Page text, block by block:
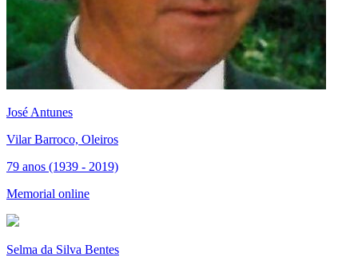
José Antunes
Vilar Barroco, Oleiros
79 anos (1939 - 2019)
Memorial online
Selma da Silva Bentes